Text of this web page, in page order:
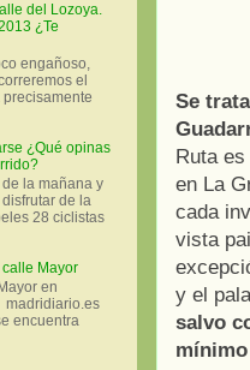
Se
Ruta
en La
cada
vista
y el
salvo
del Lozoya.
¿Te
engañoso,
el
¿Qué opinas
la mañana y
de la
28 ciclistas
Mayor
en
madridiario.es
encuentra